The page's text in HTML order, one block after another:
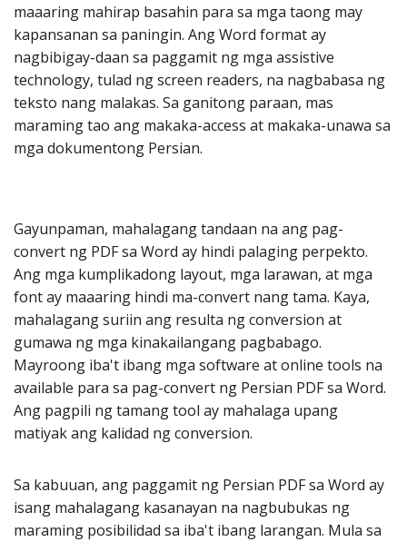
maaaring mahirap basahin para sa mga taong may
kapansanan sa paningin. Ang Word format ay
nagbibigay-daan sa paggamit ng mga assistive
technology, tulad ng screen readers, na nagbabasa ng
teksto nang malakas. Sa ganitong paraan, mas
maraming tao ang makaka-access at makaka-unawa sa
mga dokumentong Persian.
Gayunpaman, mahalagang tandaan na ang pag-
convert ng PDF sa Word ay hindi palaging perpekto.
Ang mga kumplikadong layout, mga larawan, at mga
font ay maaaring hindi ma-convert nang tama. Kaya,
mahalagang suriin ang resulta ng conversion at
gumawa ng mga kinakailangang pagbabago.
Mayroong iba't ibang mga software at online tools na
available para sa pag-convert ng Persian PDF sa Word.
Ang pagpili ng tamang tool ay mahalaga upang
matiyak ang kalidad ng conversion.
Sa kabuuan, ang paggamit ng Persian PDF sa Word ay
isang mahalagang kasanayan na nagbubukas ng
maraming posibilidad sa iba't ibang larangan. Mula sa